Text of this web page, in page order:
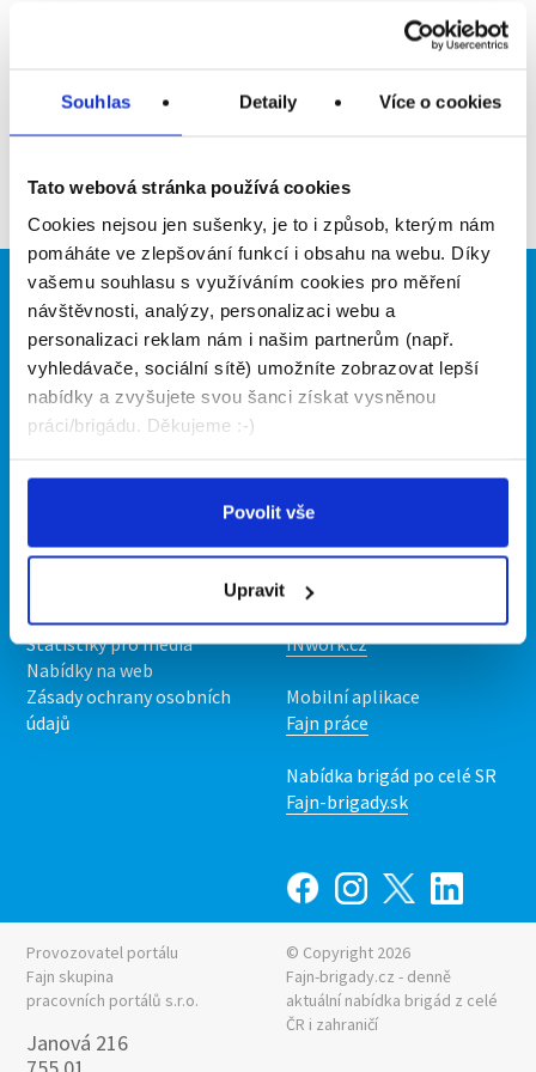
Souhlas Detaily Více o cookies
Tato webová stránka používá cookies
Cookies nejsou jen sušenky, je to i způsob, kterým nám
pomáháte ve zlepšování funkcí i obsahu na webu. Díky
vašemu souhlasu s využíváním cookies pro měření
návštěvnosti, analýzy, personalizaci webu a
personalizaci reklam nám i našim partnerům (např.
vyhledávače, sociální sítě) umožníte zobrazovat lepší
nabídky a zvyšujete svou šanci získat vysněnou
práci/brigádu. Děkujeme :-)
Povolit vše
Upravit
Brigádníci
Články
Hledané brigády
Firmy
Vložit inzerát
Ceník
Propagace
O portálu
Kontakt
O nás
Upravit předvolby cookies
Statistiky pro média
Nabídky na web
Zásady ochrany osobních
údajů
Fajn brigády
Nabídka práce z celé ČR
INwork.cz
Mobilní aplikace
Fajn práce
Nabídka brigád po celé SR
Fajn-brigady.sk
Provozovatel portálu
Fajn skupina
pracovních portálů s.r.o.
Janová 216
© Copyright 2026
Fajn-brigady.cz - denně
aktuální nabídka brigád z celé
ČR i zahraničí